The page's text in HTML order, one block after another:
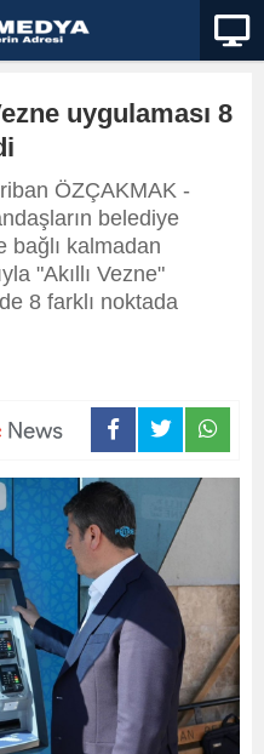
uygulaması 8
ÖZÇAKMAK -
belediye
bağlı kalmadan
"Akıllı Vezne"
8 farklı noktada